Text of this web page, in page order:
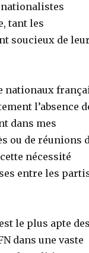
nationalistes
tant les
soucieux de
nationaux
l’absence
dans mes
ou de réunions
nécessité
entre les
le plus apte
dans une vaste